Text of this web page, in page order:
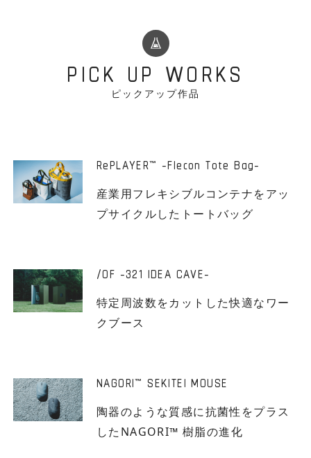
PICK UP WORKS
ピックアップ作品
RePLAYER™ -Flecon Tote Bag-
産業用フレキシブルコンテナをアッ
プサイクルしたトートバッグ
/OF -321 IDEA CAVE-
特定周波数をカットした快適なワー
クブース
NAGORI™ SEKITEI MOUSE
陶器のような質感に抗菌性をプラス
したNAGORI™ 樹脂の進化